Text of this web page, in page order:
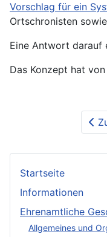
Startseite
Informationen
Ehrenamtliche
Allgemeines und
Vorschlag für ein
Ortschronisten
Eine Antwort darauf
Das Konzept hat